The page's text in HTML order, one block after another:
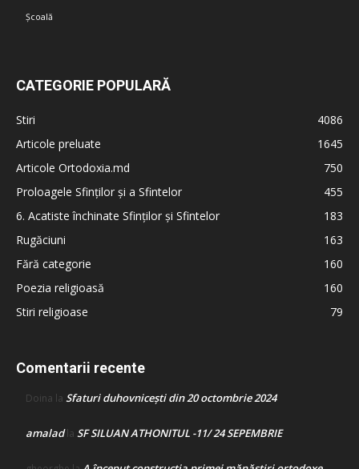
Școală
CATEGORIE POPULARĂ
Stiri
4086
Articole preluate
1645
Articole Ortodoxia.md
750
Proloagele Sfinților și a Sfintelor
455
6. Acatiste închinate Sfinților și Sfintelor
183
Rugăciuni
163
Fără categorie
160
Poezia religioasă
160
Stiri religioase
79
Comentarii recente
Doina la Sfaturi duhovnicești din 20 octombrie 2024
amaladla SF SILUAN ATHONITUL -11/ 24 SEPEMBRIE